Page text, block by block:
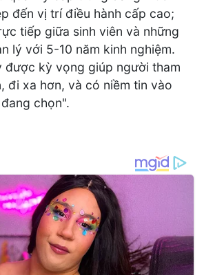
đến vị trí điều hành cấp cao;
tiếp giữa sinh viên và những
lý với 5-10 năm kinh nghiệm.
được kỳ vọng giúp người tham
đi xa hơn, và có niềm tin vào
chọn".